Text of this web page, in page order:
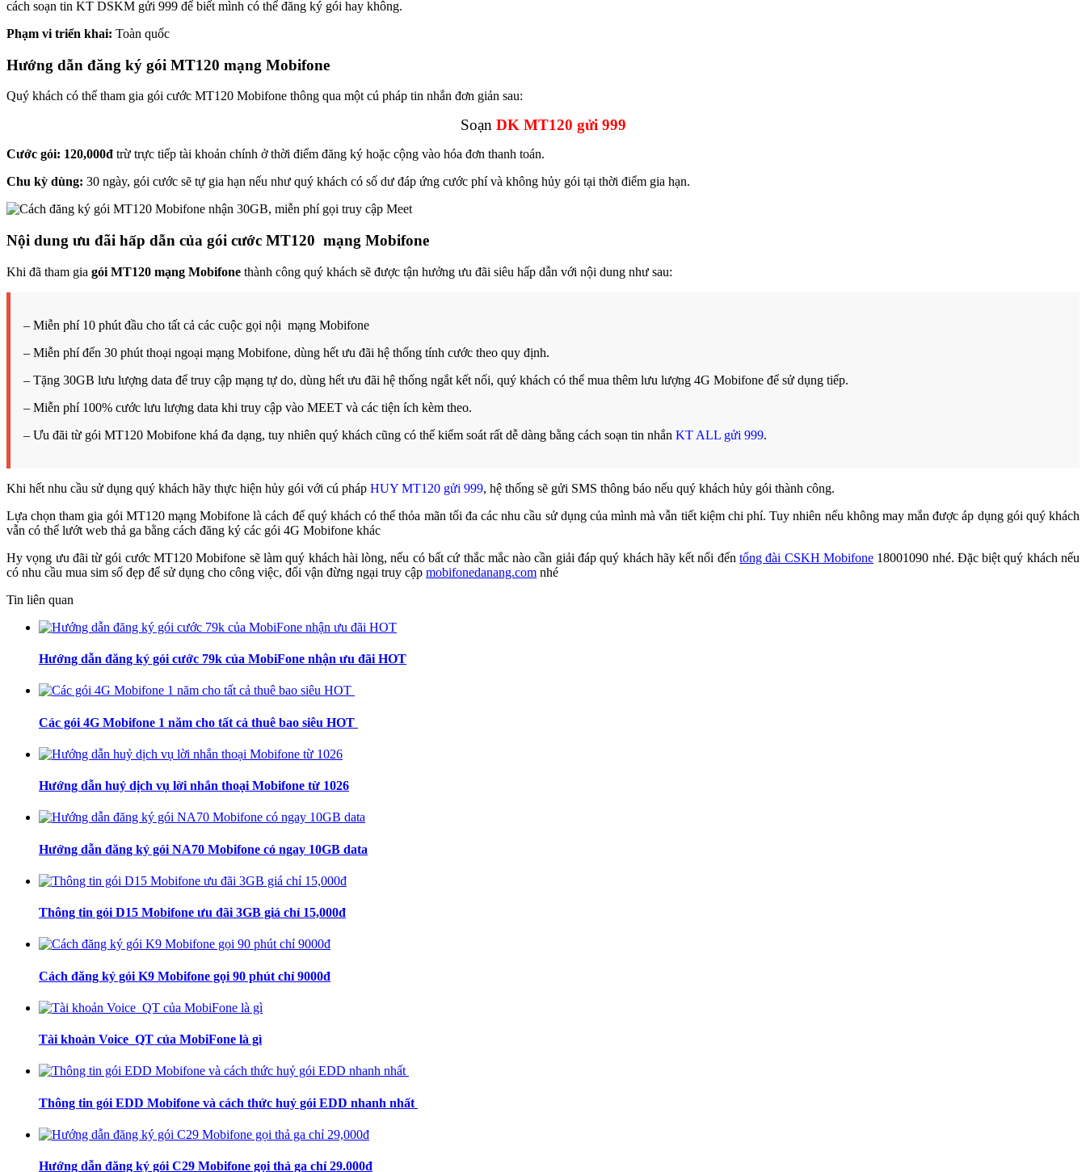
cách soạn tin KT DSKM gửi 999 để biết mình có thể đăng ký gói hay không.
Phạm vi triển khai: Toàn quốc
Hướng dẫn đăng ký gói MT120 mạng Mobifone
Quý khách có thể tham gia gói cước MT120 Mobifone thông qua một cú pháp tin nhắn đơn giản sau:
Soạn DK MT120 gửi 999
Cước gói: 120,000đ trừ trực tiếp tài khoản chính ở thời điểm đăng ký hoặc cộng vào hóa đơn thanh toán.
Chu kỳ dùng: 30 ngày, gói cước sẽ tự gia hạn nếu như quý khách có số dư đáp ứng cước phí và không hủy gói tại thời điểm gia hạn.
Nội dung ưu đãi hấp dẫn của gói cước MT120 mạng Mobifone
Khi đã tham gia gói MT120 mạng Mobifone thành công quý khách sẽ được tận hưởng ưu đãi siêu hấp dẫn với nội dung như sau:
– Miễn phí 10 phút đầu cho tất cả các cuộc gọi nội mạng Mobifone
– Miễn phí đến 30 phút thoại ngoại mạng Mobifone, dùng hết ưu đãi hệ thống tính cước theo quy định.
– Tặng 30GB lưu lượng data để truy cập mạng tự do, dùng hết ưu đãi hệ thống ngắt kết nối, quý khách có thể mua thêm lưu lượng 4G Mobifone để sử dụng tiếp.
– Miễn phí 100% cước lưu lượng data khi truy cập vào MEET và các tiện ích kèm theo.
– Ưu đãi từ gói MT120 Mobifone khá đa dạng, tuy nhiên quý khách cũng có thể kiểm soát rất dễ dàng bằng cách soạn tin nhắn KT ALL gửi 999.
Khi hết nhu cầu sử dụng quý khách hãy thực hiện hủy gói với cú pháp HUY MT120 gửi 999, hệ thống sẽ gửi SMS thông báo nếu quý khách hủy gói thành công.
Lựa chọn tham gia gói MT120 mạng Mobifone là cách để quý khách có thể thỏa mãn tối đa các nhu cầu sử dụng của mình mà vẫn tiết kiệm chi phí. Tuy nhiên nếu không may mắn được áp dụng gói quý khách
vẫn có thể lướt web thả ga bằng cách đăng ký các gói 4G Mobifone khác
Hy vọng ưu đãi từ gói cước MT120 Mobifone sẽ làm quý khách hài lòng, nếu có bất cứ thắc mắc nào cần giải đáp quý khách hãy kết nối đếntổng đài CSKH Mobifone18001090 nhé. Đặc biệt quý khách nếu
có nhu cầu mua sim số đẹp để sử dụng cho công việc, đổi vận đừng ngại truy cập mobifonedanang.com nhé
Tin liên quan
Hướng dẫn đăng ký gói cước 79k của MobiFone nhận ưu đãi HOT
Các gói 4G Mobifone 1 năm cho tất cả thuê bao siêu HOT
Hướng dẫn huỷ dịch vụ lời nhắn thoại Mobifone từ 1026
Hướng dẫn đăng ký gói NA70 Mobifone có ngay 10GB data
Thông tin gói D15 Mobifone ưu đãi 3GB giá chỉ 15,000đ
Cách đăng ký gói K9 Mobifone gọi 90 phút chỉ 9000đ
Tài khoản Voice_QT của MobiFone là gì
Thông tin gói EDD Mobifone và cách thức huỷ gói EDD nhanh nhất
Hướng dẫn đăng ký gói C29 Mobifone gọi thả ga chỉ 29.000đ